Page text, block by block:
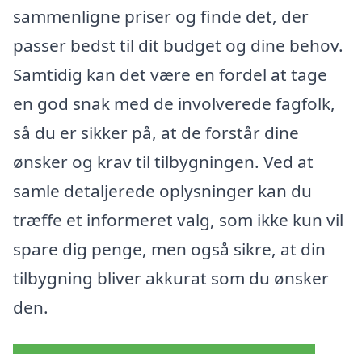
sammenligne priser og finde det, der
passer bedst til dit budget og dine behov.
Samtidig kan det være en fordel at tage
en god snak med de involverede fagfolk,
så du er sikker på, at de forstår dine
ønsker og krav til tilbygningen. Ved at
samle detaljerede oplysninger kan du
træffe et informeret valg, som ikke kun vil
spare dig penge, men også sikre, at din
tilbygning bliver akkurat som du ønsker
den.